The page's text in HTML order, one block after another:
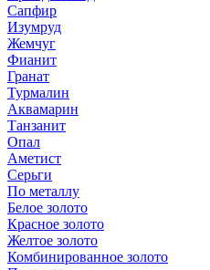
Сапфир
Изумруд
Жемчуг
Фианит
Гранат
Турмалин
Аквамарин
Танзанит
Опал
Аметист
Серьги
По металлу
Белое золото
Красное золото
Желтое золото
Комбинированное золото